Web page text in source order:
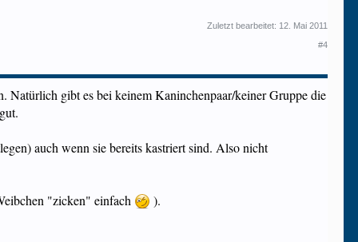
Zuletzt bearbeitet: 12. Mai 2011
#4
Natürlich gibt es bei keinem Kaninchenpaar/keiner Gruppe die
auch wenn sie bereits kastriert sind. Also nicht
"zicken" einfach ).